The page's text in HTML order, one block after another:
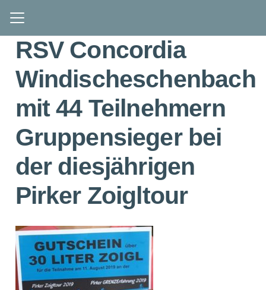
RSV Concordia
Windischeschenbach
mit 44 Teilnehmern
Gruppensieger bei
der diesjährigen
Pirker Zoigltour